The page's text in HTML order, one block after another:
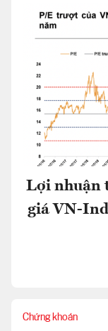
Lợi nhuận
giá VN-
Chứng khoán